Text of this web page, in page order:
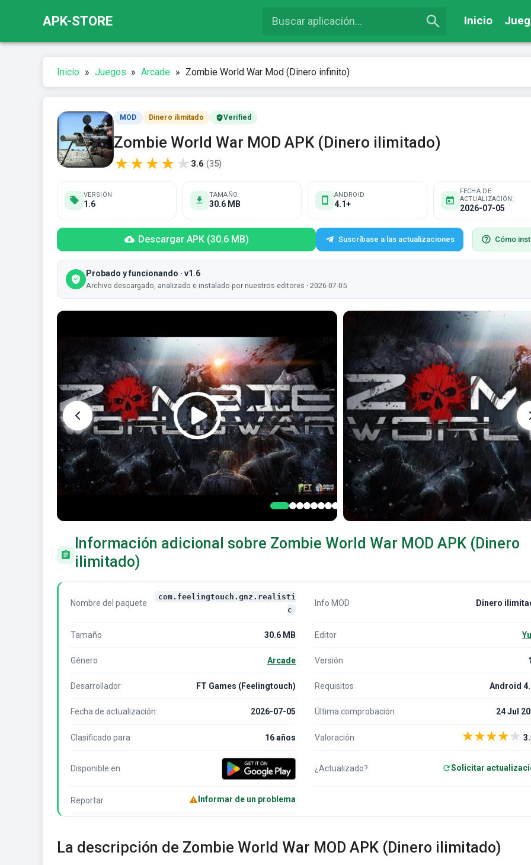
APK-STORE Inicio
Inicio » Juegos » Arcade » Zombie World War Mod (Dinero infinito)
MOD Dinero ilimitado Verified
Zombie World War MOD APK (Dinero ilimitado)
★★★★ ★ 3.6 (35)
VERSIÓN
1.6
TAMAÑO
30.6 MB
ANDROID
4.1+
FECHA DE
ACTUALIZACIÓN:
2026-07-05
Descargar APK (30.6 MB) Suscríbase a las actualizaciones Cómo
Probado y funcionando · v1.6
Archivo descargado, analizado e instalado por nuestros editores · 2026-07-05
Información adicional sobre Zombie World War MOD APK (Dinero
ilimitado)
Nombre del paquete
com.feelingtouch.gnz.realisti
c
Info MOD Dinero
Tamaño 30.6 MB Editor
Género Arcade Versión
Desarrollador FT Games (Feelingtouch) Requisitos Android
Fecha de actualización: 2026-07-05 Última comprobación 24 Jul
Clasificado para 16 años Valoración ★★★★★
Disponible en ¿Actualizado? Solicitar
Reportar Informar de un problema
La descripción de Zombie World War MOD APK (Dinero ilimitado)